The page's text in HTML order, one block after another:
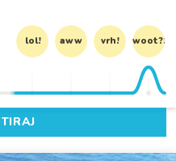
lol! aww vrh! woot?!